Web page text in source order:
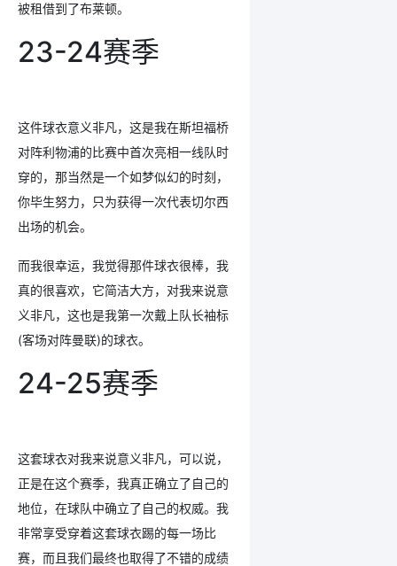
被租借到了布莱顿。
23-24赛季
这件球衣意义非凡，这是我在斯坦福桥
对阵利物浦的比赛中首次亮相一线队时
穿的，那当然是一个如梦似幻的时刻，
你毕生努力，只为获得一次代表切尔西
出场的机会。
而我很幸运，我觉得那件球衣很棒，我
真的很喜欢，它简洁大方，对我来说意
义非凡，这也是我第一次戴上队长袖标
(客场对阵曼联)的球衣。
24-25赛季
这套球衣对我来说意义非凡，可以说，
正是在这个赛季，我真正确立了自己的
地位，在球队中确立了自己的权威。我
非常享受穿着这套球衣踢的每一场比
赛，而且我们最终也取得了不错的成绩